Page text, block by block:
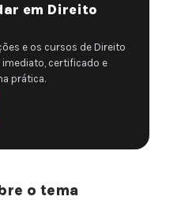
em Direito
e os cursos de Direito
imediato, certificado e
prática.
o tema